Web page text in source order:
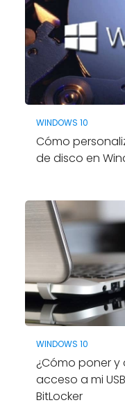
WINDOWS 10
Cómo
de disco en
WINDOWS 10
¿Cómo poner
acceso a mi
BitLocker